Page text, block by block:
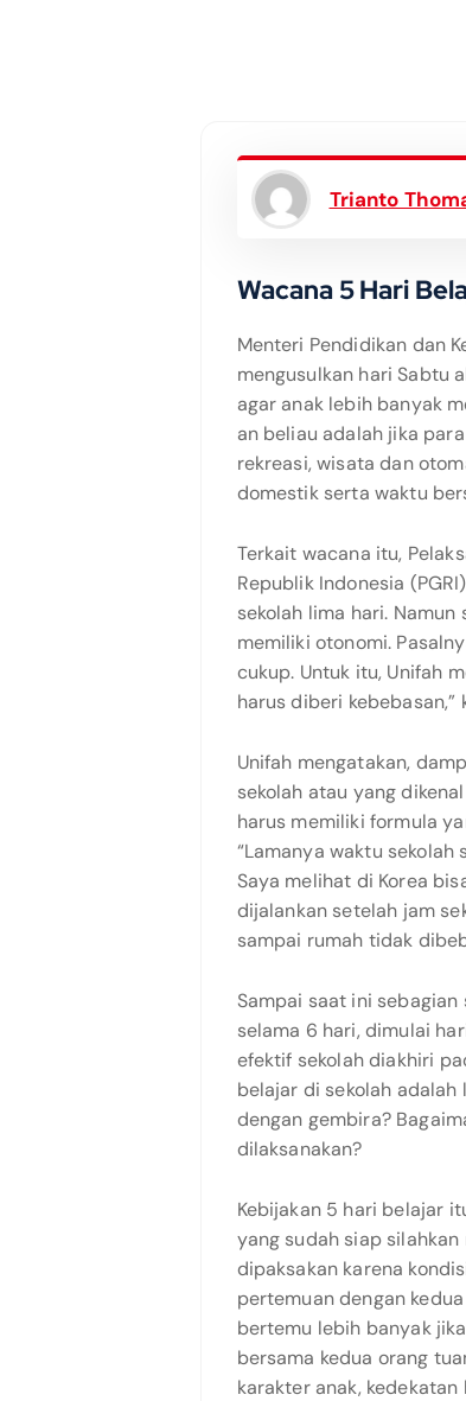
Trianto
Wacana 5 Hari
Menteri Pendidikan dan
mengusulkan hari Sabtu
agar anak lebih banyak
an beliau adalah jika
rekreasi, wisata dan
domestik serta waktu
Terkait wacana itu,
Republik Indonesia
sekolah lima hari.
memiliki otonomi.
cukup. Untuk itu, Unifah
harus diberi kebebasan,”
Unifah mengatakan,
sekolah atau yang
harus memiliki formula
“Lamanya waktu
Saya melihat di Korea
dijalankan setelah jam
sampai rumah tidak
Sampai saat ini
selama 6 hari, dimulai
efektif sekolah diakhiri
belajar di sekolah
dengan gembira?
dilaksanakan?
Kebijakan 5 hari belajar
yang sudah siap
dipaksakan karena
pertemuan dengan
bertemu lebih banyak
bersama kedua orang
karakter anak,